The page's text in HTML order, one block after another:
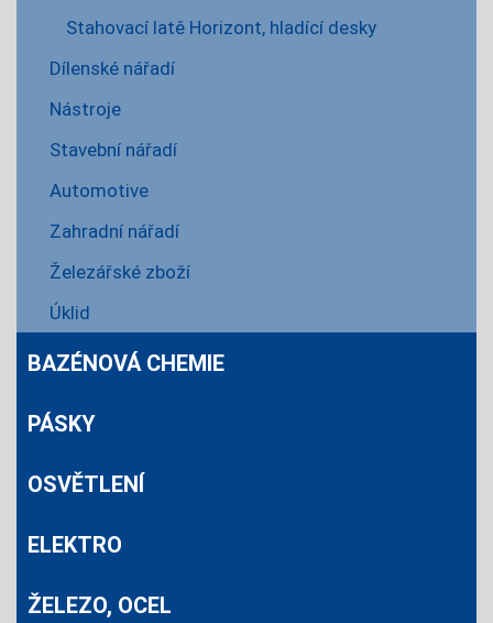
Stahovací latě Horizont, hladící desky
Dílenské nářadí
Nástroje
Stavební nářadí
Automotive
Zahradní nářadí
Železářské zboží
Úklid
BAZÉNOVÁ CHEMIE
PÁSKY
OSVĚTLENÍ
ELEKTRO
ŽELEZO, OCEL